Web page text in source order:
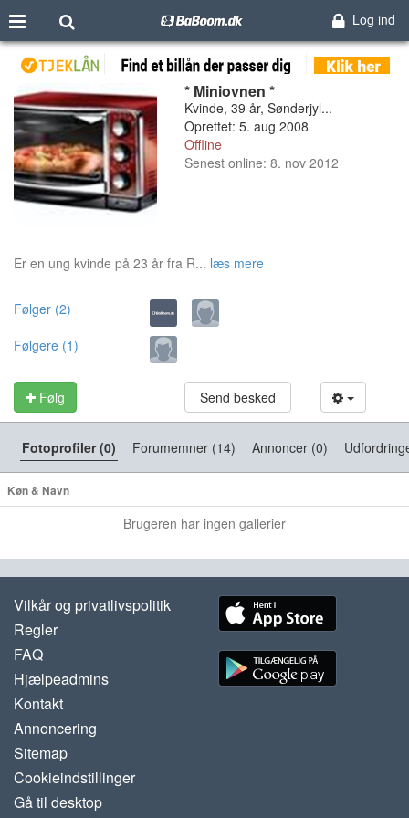
Log ind
* Miniovnen *
Kvinde, 39 år, Sønderjyl...
Oprettet: 5. aug 2008
Offline
Senest online: 8. nov 2012
Er en ung kvinde på 23 år fra R... læs mere
Følger (2)
Følgere (1)
Følg Send besked
Fotoprofiler (0) Forumemner (14) Annoncer (0)
Køn & Navn
Brugeren har ingen gallerier
Vilkår og privatlivspolitik
Regler
FAQ
Hjælpeadmins
Kontakt
Annoncering
Sitemap
Cookieindstillinger
Gå til desktop